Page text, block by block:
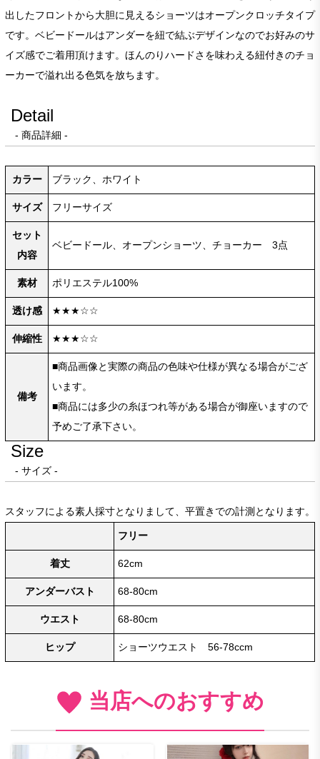
出したフロントから大胆に見えるショーツはオープンクロッチタイプ
です。ベビードールはアンダーを紐で結ぶデザインなのでお好みのサ
イズ感でご着用頂けます。ほんのりハードさを味わえる紐付きのチョ
ーカーで溢れ出る色気を放ちます。
Detail
- 商品詳細 -
カラー ブラック、ホワイト
サイズ フリーサイズ
セット
内容
ベビードール、オープンショーツ、チョーカー 3点
素材 ポリエステル100%
透け感 ★★★☆☆
伸縮性 ★★★☆☆
備考
■商品画像と実際の商品の色味や仕様が異なる場合がござ
います。
■商品には多少の糸ほつれ等がある場合が御座いますので
予めご了承下さい。
Size
- サイズ -
スタッフによる素人採寸となりまして、平置きでの計測となります。
フリー
着丈 62cm
アンダーバスト 68-80cm
ウエスト 68-80cm
ヒップ ショーツウエスト 56-78ccm
当店へのおすすめ